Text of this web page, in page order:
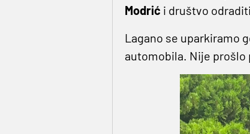
Modrić i društvo
Lagano se uparkiramo
automobila. Nije prošlo